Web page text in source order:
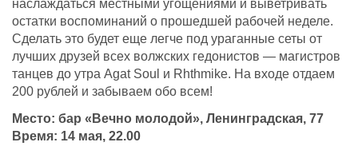
наслаждаться местными угощениями и выветривать
остатки воспоминаний о прошедшей рабочей неделе.
Сделать это будет еще легче под ураганные сеты от
лучших друзей всех волжских гедонистов — магистров
танцев до утра Agat Soul и Rhthmike. На входе отдаем
200 рублей и забываем обо всем!
Место: бар «Вечно молодой», Ленинградская, 77
Время: 14 мая, 22.00